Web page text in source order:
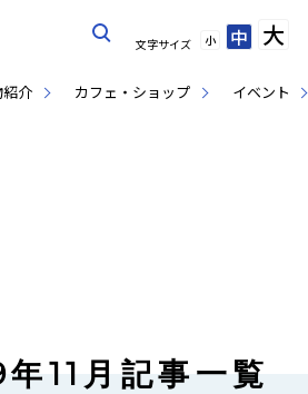
介 カフェ・ショップ イベント
文字サイズ 小 中 大
11月記事一覧